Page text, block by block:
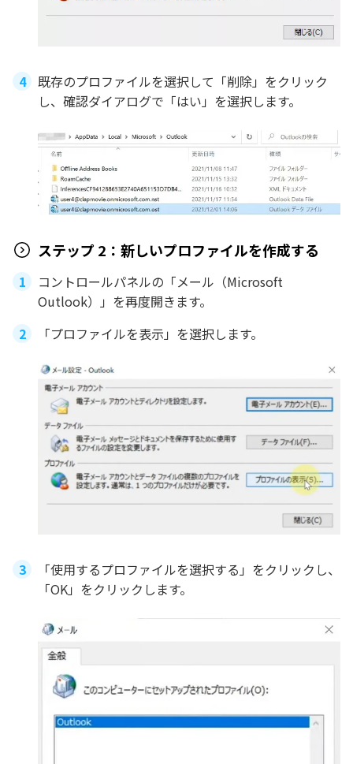
既存のプロファイルを選択して「削除」をクリック
し、確認ダイアログで「はい」を選択します。
ステップ 2：新しいプロファイルを作成する
コントロールパネルの「メール（Microsoft
Outlook）」を再度開きます。
「プロファイルを表示」を選択します。
「使用するプロファイルを選択する」をクリックし、
「OK」をクリックします。